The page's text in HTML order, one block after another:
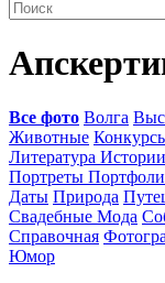
Все фото Волга
Животные
Литература Истории
Портреты
Даты Природа
Свадебные Мода
Справочная
Юмор